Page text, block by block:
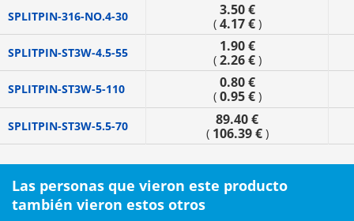
SPLITPIN-316-NO.4-30 3.50 €
( 4.17 €)
SPLITPIN-ST3W-4.5-55 1.90 €
( 2.26 €)
SPLITPIN-ST3W-5-110 0.80 €
( 0.95 €)
SPLITPIN-ST3W-5.5-70 89.40 €
( 106.39 €)
Las personas que vieron este producto
también vieron estos otros